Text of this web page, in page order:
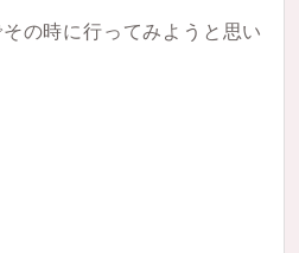
の時に行ってみようと思い